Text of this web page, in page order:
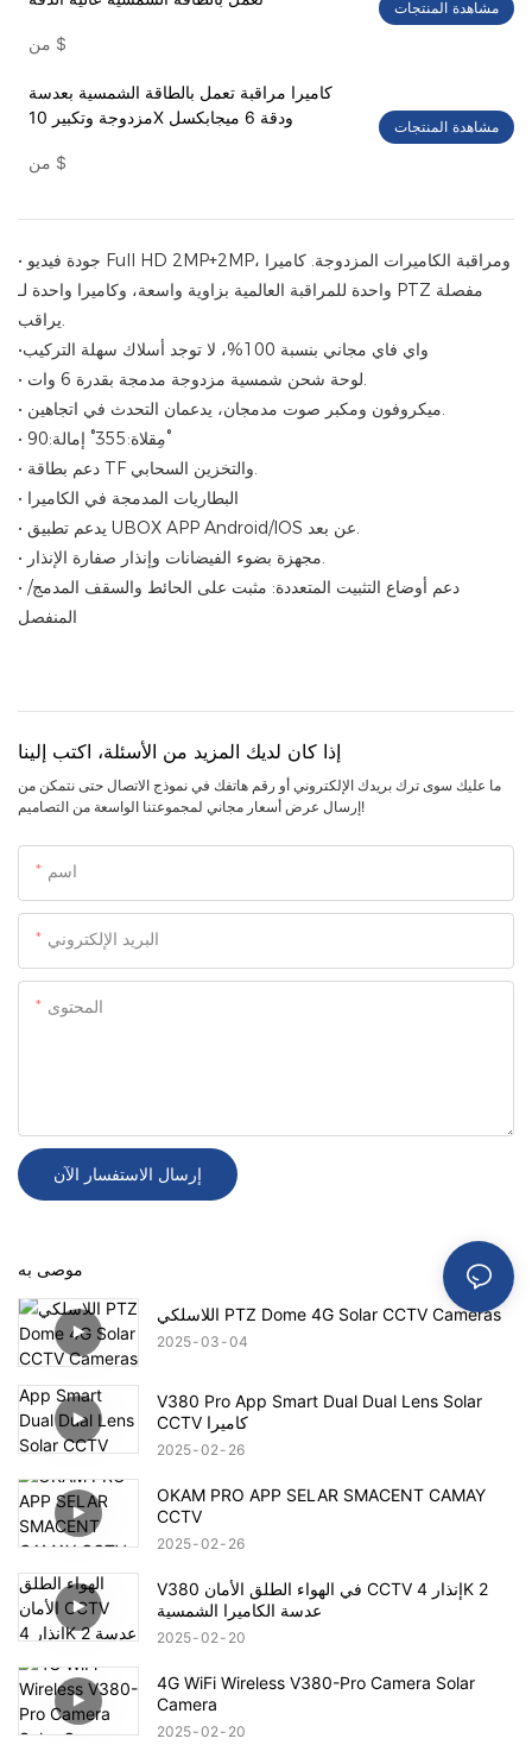
$
مشاهدة المنتجات
كاميرا مراقبة تعمل بالطاقة الشمسية بعدسة
مزدوجة وتكبير 10X ودقة 6 ميجابكسل
$
مشاهدة المنتجات
• جودة فيديو Full HD 2MP+2MP، ومراقبة الكاميرات المزدوجة. كاميرا
واحدة للمراقبة العالمية بزاوية واسعة، وكاميرا واحدة لـ PTZ مفصلة
يراقب.
•واي فاي مجاني بنسبة 100%، لا توجد أسلاك سهلة التركيب
• لوحة شحن شمسية مزدوجة مدمجة بقدرة 6 وات.
• ميكروفون ومكبر صوت مدمجان، يدعمان التحدث في اتجاهين.
• مِقلاة:355° إمالة:90°
• دعم بطاقة TF والتخزين السحابي.
• البطاريات المدمجة في الكاميرا
• يدعم تطبيق UBOX APP Android/IOS عن بعد.
• مجهزة بضوء الفيضانات وإنذار صفارة الإنذار.
• دعم أوضاع التثبيت المتعددة: مثبت على الحائط والسقف المدمج/
المنفصل
إذا كان لديك المزيد من الأسئلة، اكتب إلينا
ما عليك سوى ترك بريدك الإلكتروني أو رقم هاتفك في نموذج الاتصال حتى نتمكن من
إرسال عرض أسعار مجاني لمجموعتنا الواسعة من التصاميم!
اسم
البريد الإلكتروني
المحتوى
إرسال الاستفسار الآن
موصى به
اللاسلكي PTZ Dome 4G Solar CCTV Cameras
2025 03 04
V380 Pro App Smart Dual Dual Lens Solar
CCTV كاميرا
2025 02 26
OKAM PRO APP SELAR SMACENT CAMAY
CCTV
2025 02 26
V380 في الهواء الطلق الأمان CCTV إنذار 4K 2
عدسة الكاميرا الشمسية
2025 02 20
4G WiFi Wireless V380-Pro Camera Solar
Camera
2025 02 20